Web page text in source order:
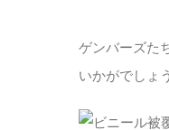
ゲンバーズた
いかがでしょ